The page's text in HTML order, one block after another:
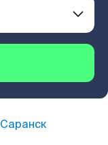
Саранск